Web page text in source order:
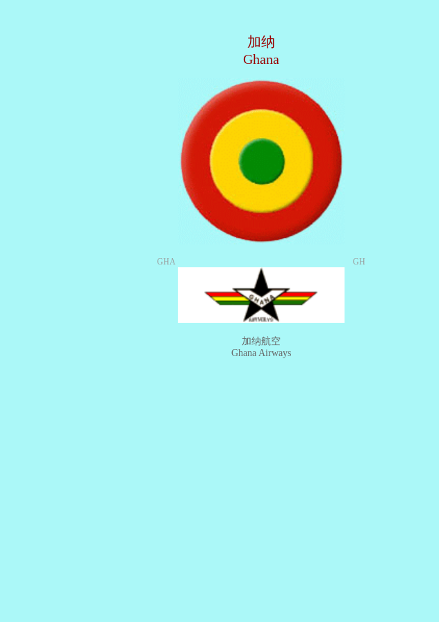
加纳
Ghana
GHA GH
加纳航空
Ghana Airways